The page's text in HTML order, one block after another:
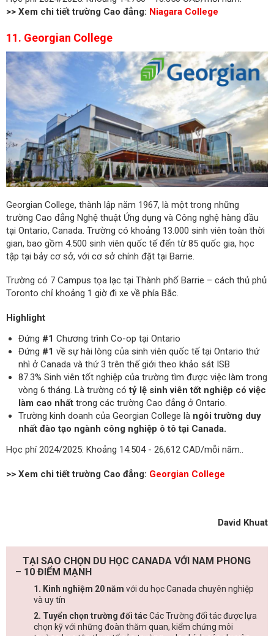
>> Xem chi tiết trường Cao đẳng: Niagara College
11. Georgian College
Georgian College, thành lập năm 1967, là một trong những
trường Cao đẳng Nghệ thuật Ứng dụng và Công nghệ hàng đầu
tại Ontario, Canada. Trường có khoảng 13.000 sinh viên toàn thời
gian, bao gồm 4.500 sinh viên quốc tế đến từ 85 quốc gia, học
tập tại bảy cơ sở, với cơ sở chính đặt tại Barrie.
Trường có 7 Campus tọa lạc tại Thành phố Barrie – cách thủ phủ
Toronto chỉ khoảng 1 giờ đi xe về phía Bắc.
Highlight
Đứng #1 Chương trình Co-op tại Ontario
Đứng #1 về sự hài lòng của sinh viên quốc tế tại Ontario thứ
nhì ở Canada và thứ 3 trên thế giới theo khảo sát ISB
87.3% Sinh viên tốt nghiệp của trường tìm được việc làm trong
vòng 6 tháng. Là trường cótỷ lệ sinh viên tốt nghiệp có việc
làm cao nhất trong các trường Cao đẳng ở Ontario.
Trường kinh doanh của Georgian College là ngôi trường duy
nhất đào tạo ngành công nghiệp ô tô tại Canada.
Học phí 2024/2025: Khoảng 14.504 - 26,612 CAD/mỗi năm..
>> Xem chi tiết trường Cao đẳng: Georgian College
David Khuat
TẠI SAO CHỌN DU HỌC CANADA VỚI NAM PHONG
– 10 ĐIỂM MẠNH
1. Kinh nghiệm 20 năm với du học Canada chuyên nghiệp
và uy tín
2. Tuyển chọn trường đối tácCác Trường đối tác được lựa
chọn kỹ với những đoàn thăm quan, kiểm chứng môi